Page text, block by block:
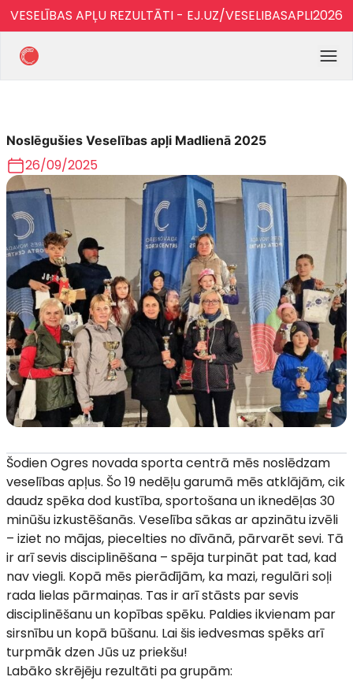
VESELĪBAS APĻU REZULTĀTI - EJ.UZ/VESELIBASAPLI2026
Noslēgušies Veselības apļi Madlienā 2025
26/09/2025
Šodien Ogres novada sporta centrā mēs noslēdzam
veselības apļus. Šo 19 nedēļu garumā mēs atklājām, cik
daudz spēka dod kustība, sportošana un iknedēļas 30
minūšu izkustēšanās. Veselība sākas ar apzinātu izvēli
– iziet no mājas, piecelties no dīvānā, pārvarēt sevi. Tā
ir arī sevis disciplinēšana – spēja turpināt pat tad, kad
nav viegli. Kopā mēs pierādījām, ka mazi, regulāri soļi
rada lielas pārmaiņas. Tas ir arī stāsts par sevis
disciplinēšanu un kopības spēku. Paldies ikvienam par
sirsnību un kopā būšanu. Lai šis iedvesmas spēks arī
turpmāk dzen Jūs uz priekšu!
Labāko skrējēju rezultāti pa grupām: